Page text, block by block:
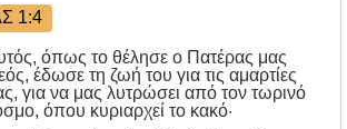
1:4
όπως το θέλησε ο Πατέρας μας
έδωσε τη ζωή του για τις αμαρτίες
για να μας λυτρώσει από τον τωρινό
όπου κυριαρχεί το κακό·